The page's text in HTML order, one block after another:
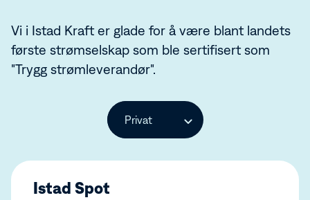
Vi i Istad Kraft er glade for å være blant landets
første strømselskap som ble sertifisert som
"Trygg strømleverandør".
Istad Spot